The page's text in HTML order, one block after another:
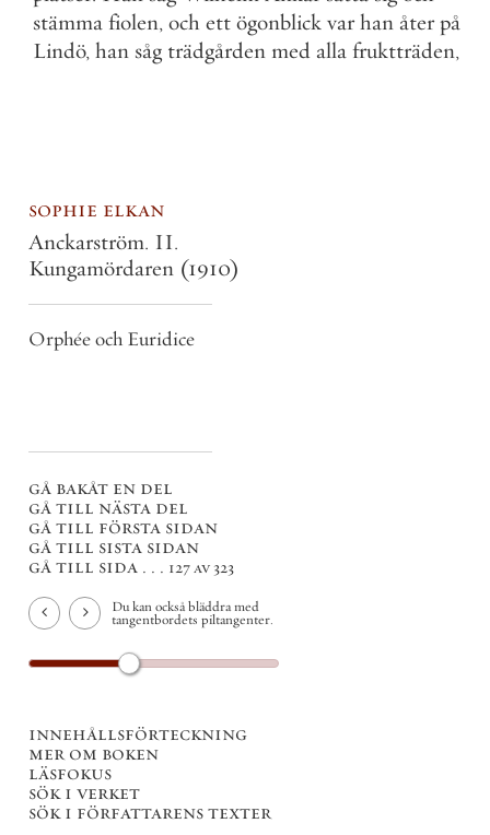
stämma fiolen, och ett ögonblick var han åter på
Lindö, han såg trädgården med alla fruktträden,
sophie elkan
Anckarström. II.
Kungamördaren (1910)
Orphée och Euridice
gå bakåt en del
gå till nästa del
gå till första sidan
gå till sista sidan
gå till sida . . . 127 av 323
Du kan också bläddra med
tangentbordets piltangenter.
innehållsförteckning
mer om boken
läsfokus
sök i verket
sök i författarens texter